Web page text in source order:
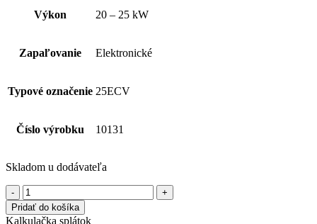
Výkon 20 – 25 kW
Zapaľovanie Elektronické
Typové označenie 25ECV
Číslo výrobku 10131
Skladom u dodávateľa
množstvo
ATTACK
25
Pridať do košíka
Kalkulačka splátok